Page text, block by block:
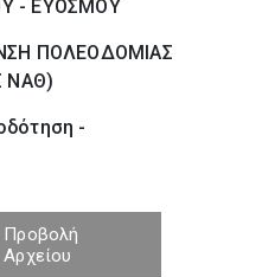
- ΕΥΟΣΜΟΥ
ΠΟΛΕΟΔΟΜΙΑΣ
ΝΑΘ)
-
Προβολή
Αρχείου